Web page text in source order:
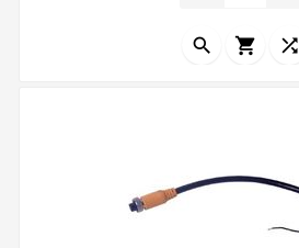
fiabilidad...
  